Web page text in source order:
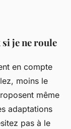
je ne roule
en compte
moins le
même
adaptations
pas à le